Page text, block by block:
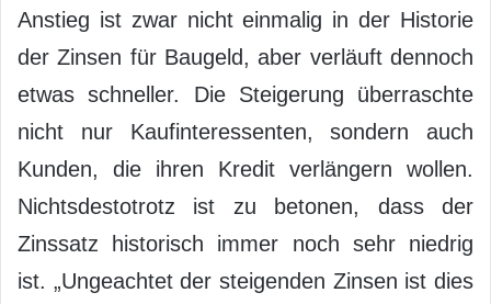
Anstieg ist zwar nicht einmalig in der Historie
der Zinsen für Baugeld, aber verläuft dennoch
etwas schneller. Die Steigerung überraschte
nicht nur Kaufinteressenten, sondern auch
Kunden, die ihren Kredit verlängern wollen.
Nichtsdestotrotz ist zu betonen, dass der
Zinssatz historisch immer noch sehr niedrig
ist. „Ungeachtet der steigenden Zinsen ist dies